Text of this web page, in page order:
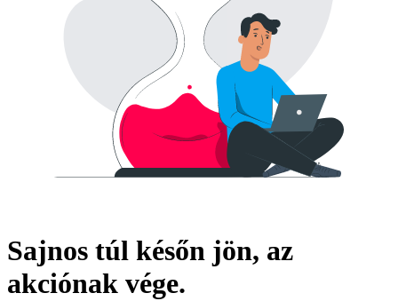
Sajnos túl későn jön, az
akciónak vége.